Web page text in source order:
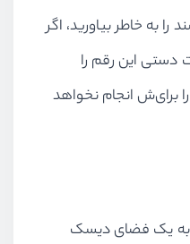
به خاطر بیاورید، اگر
دستی این رقم را
برای‌ش انجام نخواهد
به یک فضای دیسک